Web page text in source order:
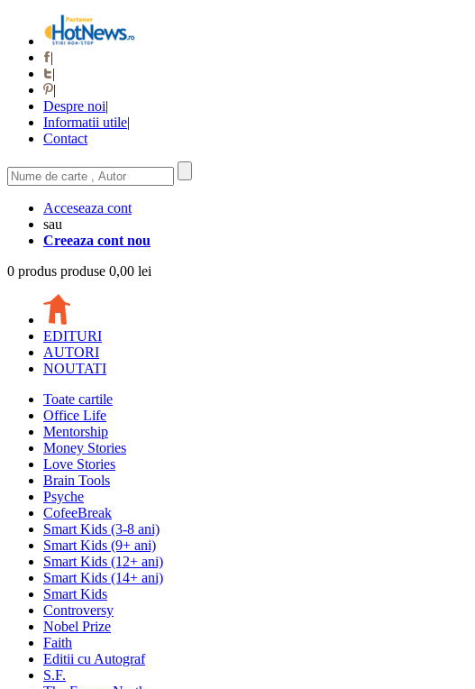
|
|
|
Despre noi|
Informatii utile|
Contact
Acceseaza cont
sau
Creeaza cont nou
0 produs produse 0,00 lei
EDITURI
AUTORI
NOUTATI
Toate cartile
Office Life
Mentorship
Money Stories
Love Stories
Brain Tools
Psyche
CofeeBreak
Smart Kids (3-8 ani)
Smart Kids (9+ ani)
Smart Kids (12+ ani)
Smart Kids (14+ ani)
Smart Kids
Controversy
Nobel Prize
Faith
Editii cu Autograf
S.F.